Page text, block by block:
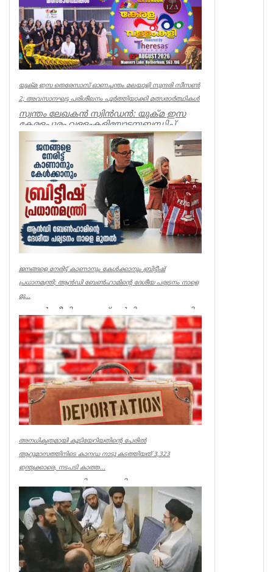
യുക്മ ഇസ തെരേസാസ് ഓണച്ചന്തം മലയാളി സുന്ദരി സീസൺ
2; അവസാനഘട്ട പരിശീലനം പൂർത്തിയാക്കി മത്സരാർത്ഥികൾ
സ്വന്തം ലേഖകൻ സ്വിൻഡൻ: യുക്മ ഇസ
കേരളപ്പൂരം വള്ളംകളിയോടനുബന്ധിച്ച്
ആഗസ്റ്റ് 15ന് റോതർഹാമിലെ മാൻവേ...
uukma
ജനങ്ങളെ നേരിട്ട് കാണാനും കേൾക്കാനും ബ്രിട്ടീഷ്
പ്രധാനമന്ത്രി; ആൻഡി ബേൺഹാമിന്റെ ദേശീയ പര്യടനം നാളെ
മു...
ലണ്ടൻ: ജീവിതച്ചെലവ് വർധിക്കുന്നതുമായി
ബന്ധപ്പെട്ട ജനങ്ങളുടെ ആശങ്കകൾ
നേരിട്ടറിയാനും കേൾക്കാനും ബ്രിട...
UK NEWS
അനധികൃതമായി കുടിയേറിയതിന്റെ പേരിൽ
ആറുമാസത്തിനിടെ കാനഡ നാടു കടത്തിയത് 3,323
ഇന്ത്യക്കാരെ, നടപടി കാത്ത...
ഓട്ടോവ: അനധികൃതമായി
കുടിയേറിയതിന്റെ പേരിൽ
ആറുമാസത്തിനിടെ കാനഡ
നാടുകടത്തിയത് 3,323 ഇന്ത്യക്കാരെ. കാന...
World